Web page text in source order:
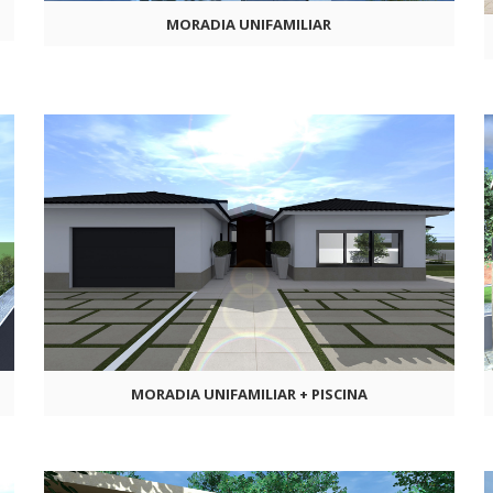
MORADIA UNIFAMILIAR
MORADIA UNIFAMILIAR + PISCINA